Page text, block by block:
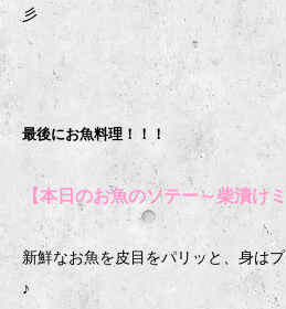
彡
最後にお魚料理！！！
【本日のお魚のソテー～柴漬け
新鮮なお魚を皮目をパリッと、身は
♪